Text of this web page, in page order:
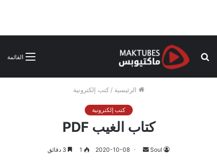
القائمة
بحث
الرئيسية / كتب إلكترونية
كتب إلكترونية
كتاب الغيب PDF
Soul
أرسل 2020-10-08
1